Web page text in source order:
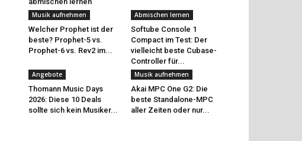
Musik aufnehmen
Welcher Prophet ist der
beste? Prophet-5 vs.
Prophet-6 vs. Rev2 im...
Abmischen lernen
Softube Console 1
Compact im Test: Der
vielleicht beste Cubase-
Controller für...
Angebote
Thomann Music Days
2026: Diese 10 Deals
sollte sich kein Musiker...
Musik aufnehmen
Akai MPC One G2: Die
beste Standalone-MPC
aller Zeiten oder nur...